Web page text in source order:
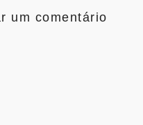
um comentário